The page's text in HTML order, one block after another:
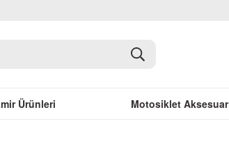
Ürünleri Motosiklet Aksesuar